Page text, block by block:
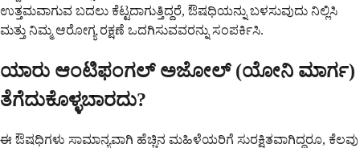
ಉತ್ತಮವಾಗುವ ಬದಲು ಕೆಟ್ಟದಾಗುತ್ತಿದ್ದರೆ, ಔಷಧಿಯನ್ನು ಬಳಸುವುದು ನಿಲ್ಲಿಸಿ
ಮತ್ತು ನಿಮ್ಮ ಆರೋಗ್ಯ ರಕ್ಷಣೆ ಒದಗಿಸುವವರನ್ನು ಸಂಪರ್ಕಿಸಿ.
ಯಾರು ಆಂಟಿಫಂಗಲ್ ಅಜೋಲ್ (ಯೋನಿ ಮಾರ್ಗ)
ತೆಗೆದುಕೊಳ್ಳಬಾರದು?
ಈ ಔಷಧಿಗಳು ಸಾಮಾನ್ಯವಾಗಿ ಹೆಚ್ಚಿನ ಮಹಿಳೆಯರಿಗೆ ಸುರಕ್ಷಿತವಾಗಿದ್ದರೂ, ಕೆಲವು